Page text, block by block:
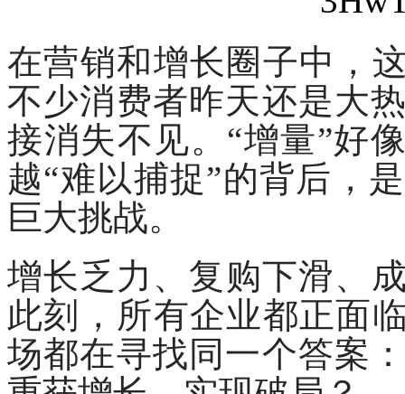
在营销和增长圈子中，
不少消费者昨天还是大
接消失不见。“增量”好
越“难以捕捉”的背后，
巨大挑战。
增长乏力、复购下滑、
此刻，所有企业都正面
场都在寻找同一个答案